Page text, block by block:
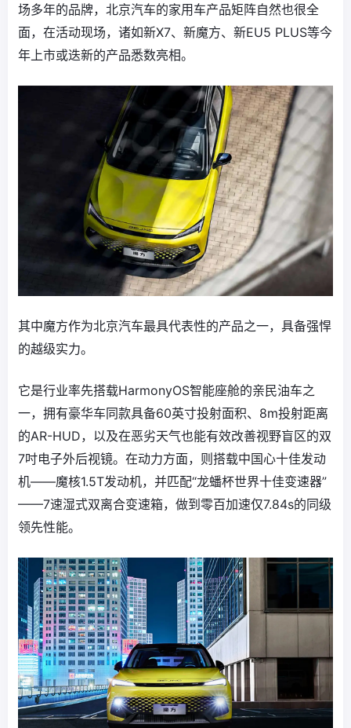
场多年的品牌，北京汽车的家用车产品矩阵自然也很全
面，在活动现场，诸如新X7、新魔方、新EU5 PLUS等今
年上市或迭新的产品悉数亮相。
其中魔方作为北京汽车最具代表性的产品之一，具备强悍
的越级实力。
它是行业率先搭载HarmonyOS智能座舱的亲民油车之
一，拥有豪华车同款具备60英寸投射面积、8m投射距离
的AR-HUD，以及在恶劣天气也能有效改善视野盲区的双
7吋电子外后视镜。在动力方面，则搭载中国心十佳发动
机——魔核1.5T发动机，并匹配“龙蟠杯世界十佳变速器”
——7速湿式双离合变速箱，做到零百加速仅7.84s的同级
领先性能。